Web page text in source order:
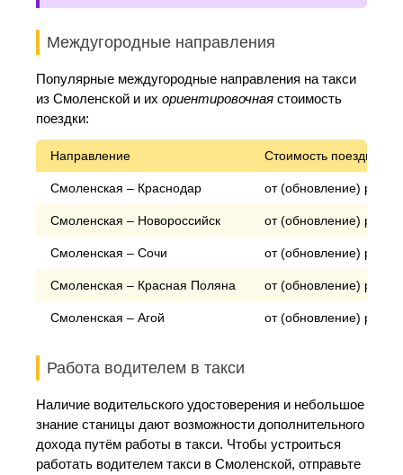
Междугородные направления
Популярные междугородные направления на такси
из Смоленской и их ориентировочная стоимость
поездки:
Направление Стоимость поездки*
Смоленская – Краснодар от (обновление)
Смоленская – Новороссийск от (обновление)
Смоленская – Сочи от (обновление)
Смоленская – Красная Поляна от (обновление)
Смоленская – Агой от (обновление)
Работа водителем в такси
Наличие водительского удостоверения и небольшое
знание станицы дают возможности дополнительного
дохода путём работы в такси. Чтобы устроиться
работать водителем такси в Смоленской, отправьте